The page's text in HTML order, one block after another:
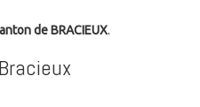
de BRACIEUX.